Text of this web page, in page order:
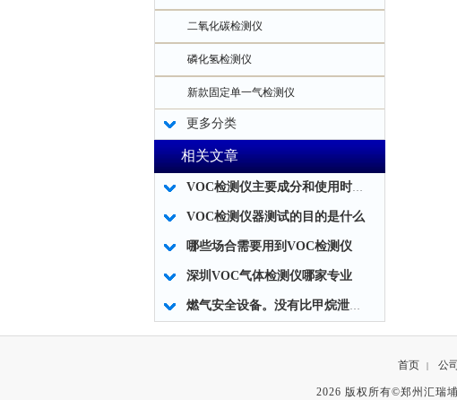
二氧化碳检测仪
磷化氢检测仪
新款固定单一气检测仪
更多分类
相关文章
VOC检测仪主要成分和使用时应注意事项
VOC检测仪器测试的目的是什么
哪些场合需要用到VOC检测仪
深圳VOC气体检测仪哪家专业
燃气安全设备。没有比甲烷泄露报警器更重要的。
首页 | 公
2026 版权所有©郑州汇瑞